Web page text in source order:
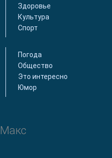
Здоровье
Культура
Спорт
Погода
Общество
Это интересно
Юмор
Макс